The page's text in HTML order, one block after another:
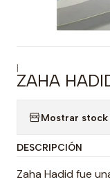
|
ZAHA
Mostrar
DESCRIPCIÓN
Zaha Hadid fue